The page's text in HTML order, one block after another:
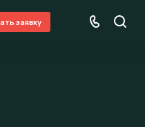
заявку